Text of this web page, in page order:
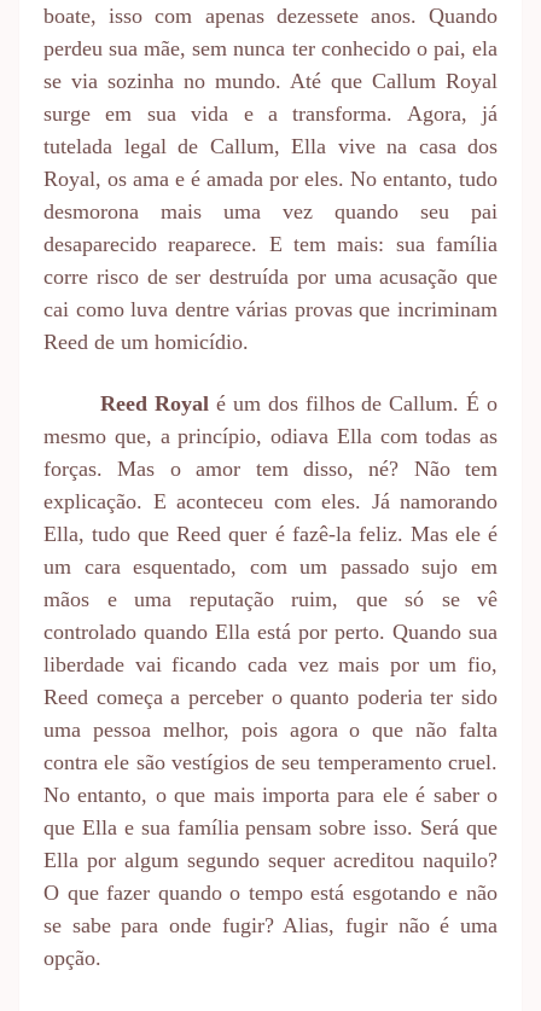
boate, isso com apenas dezessete anos. Quando
perdeu sua mãe, sem nunca ter conhecido o pai, ela
se via sozinha no mundo. Até que Callum Royal
surge em sua vida e a transforma. Agora, já
tutelada legal de Callum, Ella vive na casa dos
Royal, os ama e é amada por eles. No entanto, tudo
desmorona mais uma vez quando seu pai
desaparecido reaparece. E tem mais: sua família
corre risco de ser destruída por uma acusação que
cai como luva dentre várias provas que incriminam
Reed de um homicídio.
Reed Royal é um dos filhos de Callum. É o
mesmo que, a princípio, odiava Ella com todas as
forças. Mas o amor tem disso, né? Não tem
explicação. E aconteceu com eles. Já namorando
Ella, tudo que Reed quer é fazê-la feliz. Mas ele é
um cara esquentado, com um passado sujo em
mãos e uma reputação ruim, que só se vê
controlado quando Ella está por perto. Quando sua
liberdade vai ficando cada vez mais por um fio,
Reed começa a perceber o quanto poderia ter sido
uma pessoa melhor, pois agora o que não falta
contra ele são vestígios de seu temperamento cruel.
No entanto, o que mais importa para ele é saber o
que Ella e sua família pensam sobre isso. Será que
Ella por algum segundo sequer acreditou naquilo?
O que fazer quando o tempo está esgotando e não
se sabe para onde fugir? Alias, fugir não é uma
opção.